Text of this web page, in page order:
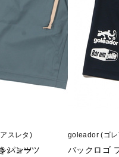
パンツ
スレタ)
ショーツ
goleador (ゴ
バックロゴ